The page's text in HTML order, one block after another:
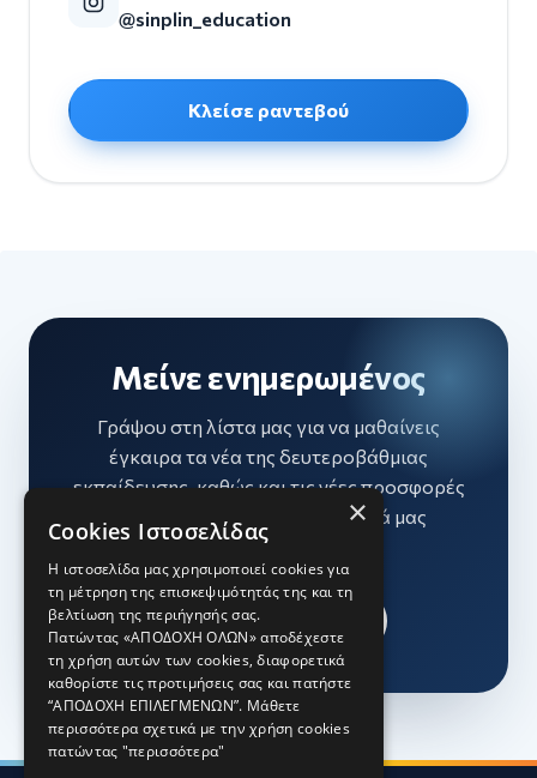
@sinplin_education
Κλείσε ραντεβού
Μείνε ενημερωμένος
Γράψου στη λίστα μας για να μαθαίνεις
έγκαιρα τα νέα της δευτεροβάθμιας
εκπαίδευσης, καθώς και τις νέες προσφορές
και εκπτώσεις στα διαδικτυακά μας
μαθήματα.
Εγγραφή δωρεάν
×
Cookies Ιστοσελίδας
Η ιστοσελίδα μας χρησιμοποιεί cookies για
τη μέτρηση της επισκεψιμότητάς της και τη
βελτίωση της περιήγησής σας.
Πατώντας «ΑΠΟΔΟΧΗ ΟΛΩΝ» αποδέχεστε
τη χρήση αυτών των cookies, διαφορετικά
καθορίστε τις προτιμήσεις σας και πατήστε
“ΑΠΟΔΟΧΗ ΕΠΙΛΕΓΜΕΝΩΝ”. Μάθετε
περισσότερα σχετικά με την χρήση cookies
πατώντας "περισσότερα"